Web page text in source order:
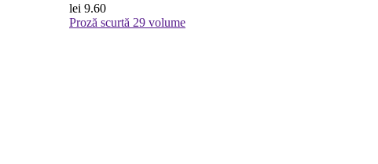
lei 9.60
Proză scurtă 29 volume